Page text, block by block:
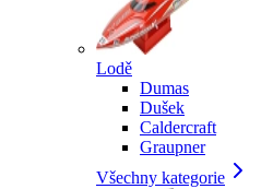
Lodě
Dumas
Dušek
Caldercraft
Graupner
Všechny kategorie